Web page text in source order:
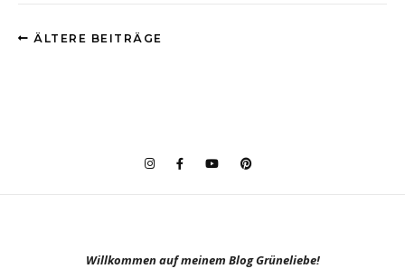
ÄLTERE BEITRÄGE
Willkommen auf meinem Blog Grüneliebe!